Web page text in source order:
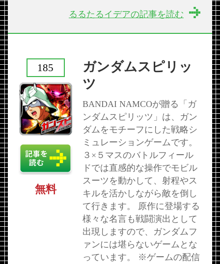
るるたるイデアの記事を読む
ガンダムスピリッ
ツ
BANDAI NAMCOが贈る「ガ
ンダムスピリッツ」は、ガン
ダムをモチーフにした戦略シ
ミュレーションゲームです。
３×５マスのバトルフィール
ドでは直感的な操作でモビル
スーツを動かして、射程やス
キルを活かしながら敵を倒し
て行きます。 原作に登場する
様々な名言も戦闘演出として
出現しますので、ガンダムフ
ァンには堪らないゲームとな
っています。 ※ゲームの配信
185
無料